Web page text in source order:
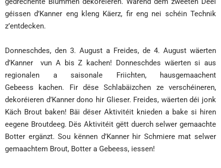
géissen d’Kanner eng kleng Käerz, fir eng nei schéin Technik
z’entdecken.
Donneschdes, den 3. August a Freides, de 4. August wäerten
d’Kanner vun A bis Z kachen! Donneschdes wäerten si aus
regionalen a saisonale Friichten, hausgemaachent
Gebeess kachen. Fir dëse Schlabäizchen ze verschéineren,
dekoréieren d’Kanner dono hir Glieser. Freides, wäerten déi jonk
Käch Brout baken! Bäi dëser Aktivitéit knieden a bake si hiren
eegene Broutdeeg. Dës Aktivitéit gëtt duerch selwer gemaachte
Botter ergänzt. Sou kënnen d’Kanner hir Schmiere mat selwer
gemaachtem Brout, Botter a Gebeess, iessen!